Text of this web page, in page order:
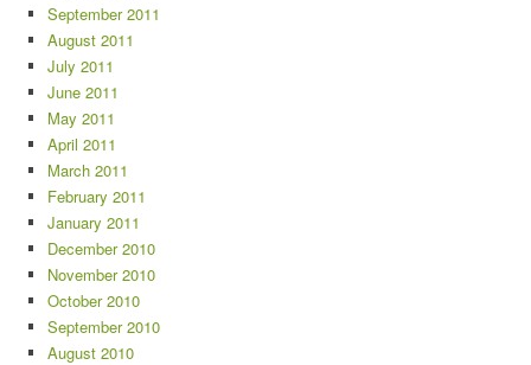
September 2011
August 2011
July 2011
June 2011
May 2011
April 2011
March 2011
February 2011
January 2011
December 2010
November 2010
October 2010
September 2010
August 2010